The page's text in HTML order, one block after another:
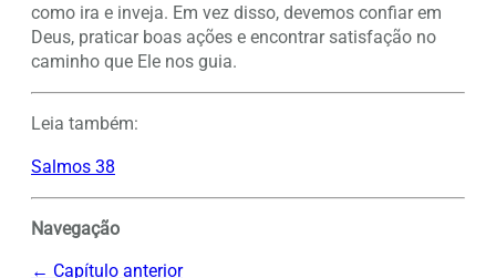
como ira e inveja. Em vez disso, devemos confiar em
Deus, praticar boas ações e encontrar satisfação no
caminho que Ele nos guia.
Leia também:
Salmos 38
Navegação
← Capítulo anterior